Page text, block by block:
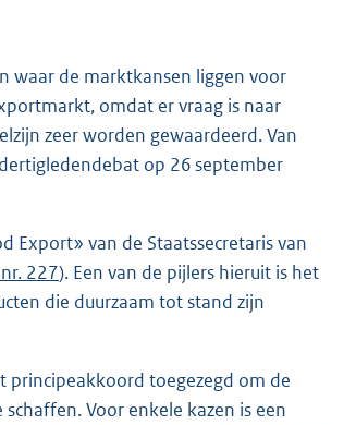
waar de marktkansen liggen voor
omdat er vraag is naar
zeer worden gewaardeerd. Van
op 26 september
Export» van de Staatssecretaris van
227). Een van de pijlers hieruit is het
die duurzaam tot stand zijn
principeakkoord toegezegd om de
Voor enkele kazen is een